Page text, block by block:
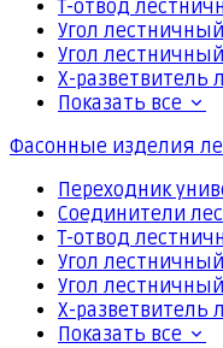
Т-отвод
Угол
Угол
Х-разветвитель
Показать все
Фасонные изделия
Переходник
Соединители
Т-отвод
Угол
Угол
Х-разветвитель
Показать все